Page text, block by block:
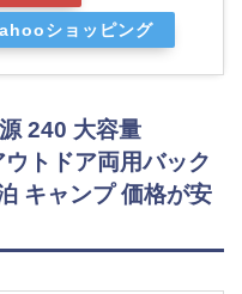
ショッピング
240 大容量
トドア両用バック
キャンプ 価格が安